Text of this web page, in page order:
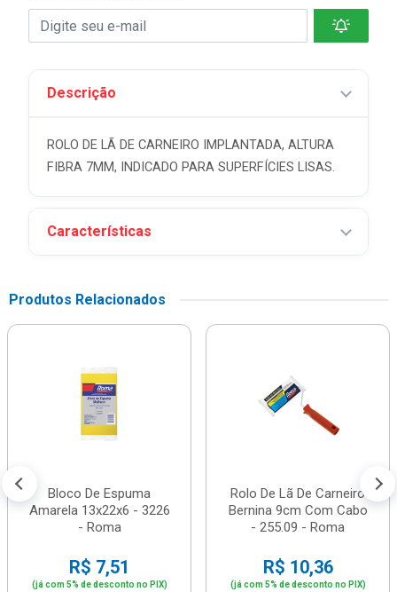
Descrição
ROLO DE LÃ DE CARNEIRO IMPLANTADA, ALTURA
FIBRA 7MM, INDICADO PARA SUPERFÍCIES LISAS.
Características
Produtos Relacionados
Bloco De Espuma
Amarela 13x22x6 - 3226
- Roma
R$ 7,51
(já com 5% de desconto no PIX)
Rolo De Lã De Carneiro
Bernina 9cm Com Cabo
- 255.09 - Roma
R$ 10,36
(já com 5% de desconto no PIX)